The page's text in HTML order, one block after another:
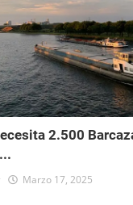
2.500
Marzo 17, 2025